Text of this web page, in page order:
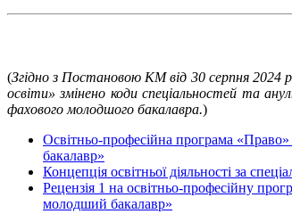
(Згідно з Постановою КМ від 30 серпня 2024
освіти» змінено коди спеціальностей та
фахового молодшого бакалавра.)
Освітньо-професійна програма «Право»
бакалавр»
Концепція освітньої діяльності за
Рецензія 1 на освітньо-професійну
молодший бакалавр»